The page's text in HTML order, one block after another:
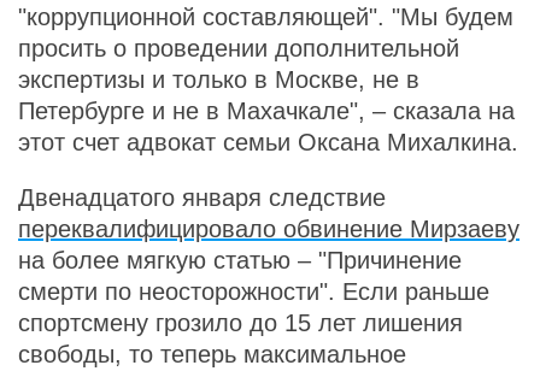
"коррупционной составляющей". "Мы будем
просить о проведении дополнительной
экспертизы и только в Москве, не в
Петербурге и не в Махачкале", – сказала на
этот счет адвокат семьи Оксана Михалкина.
Двенадцатого января следствие
переквалифицировало обвинение Мирзаеву
на более мягкую статью – "Причинение
смерти по неосторожности". Если раньше
спортсмену грозило до 15 лет лишения
свободы, то теперь максимальное